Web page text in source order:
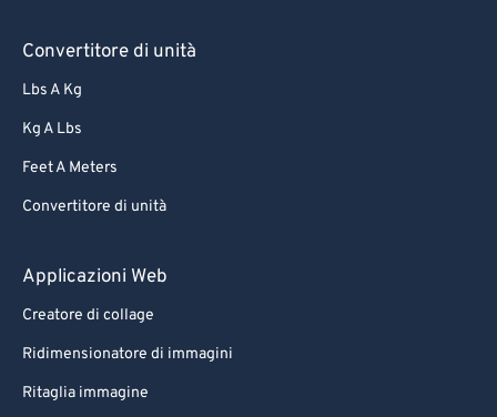
Convertitore di unità
Lbs A Kg
Kg A Lbs
Feet A Meters
Convertitore di unità
Applicazioni Web
Creatore di collage
Ridimensionatore di immagini
Ritaglia immagine